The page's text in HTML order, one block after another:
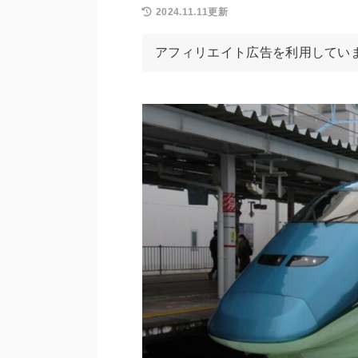
2024.11.11更新
アフィリエイト広告を利用してい